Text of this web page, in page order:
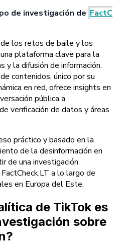
de investigación de FactC
los retos de baile y los
plataforma clave para la
y la difusión de información.
contenidos, único por su
en red, ofrece insights en
pública a
verificación de datos y áreas
práctico y basado en la
de la desinformación en
de una investigación
a lo largo de
en Europa del Este.
de TikTok es
sobre